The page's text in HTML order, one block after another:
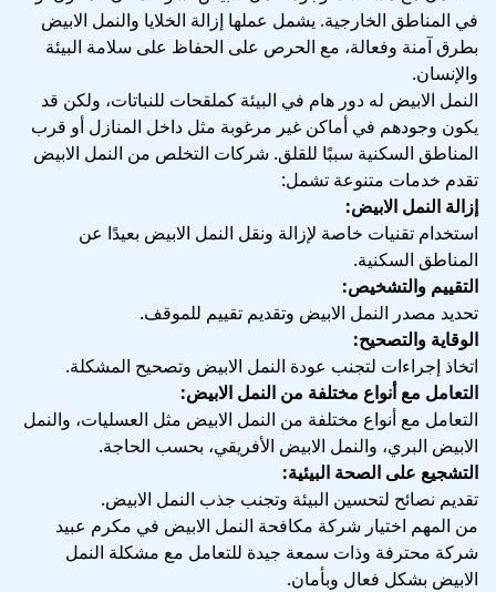
في المناطق الخارجية. يشمل عملها إزالة الخلايا والنمل الابيض
بطرق آمنة وفعالة، مع الحرص على الحفاظ على سلامة البيئة
والإنسان.
النمل الابيض له دور هام في البيئة كملقحات للنباتات، ولكن قد
يكون وجودهم في أماكن غير مرغوبة مثل داخل المنازل أو قرب
المناطق السكنية سببًا للقلق. شركات التخلص من النمل الابيض
تقدم خدمات متنوعة تشمل:
إزالة النمل الابيض:
استخدام تقنيات خاصة لإزالة ونقل النمل الابيض بعيدًا عن
المناطق السكنية.
التقييم والتشخيص:
تحديد مصدر النمل الابيض وتقديم تقييم للموقف.
الوقاية والتصحيح:
اتخاذ إجراءات لتجنب عودة النمل الابيض وتصحيح المشكلة.
التعامل مع أنواع مختلفة من النمل الابيض:
التعامل مع أنواع مختلفة من النمل الابيض مثل العسليات، والنمل
الابيض البري، والنمل الابيض الأفريقي، بحسب الحاجة.
التشجيع على الصحة البيئية:
تقديم نصائح لتحسين البيئة وتجنب جذب النمل الابيض.
من المهم اختيار شركة مكافحة النمل الابيض في مكرم عبيد
شركة محترفة وذات سمعة جيدة للتعامل مع مشكلة النمل
الابيض بشكل فعال وبأمان.